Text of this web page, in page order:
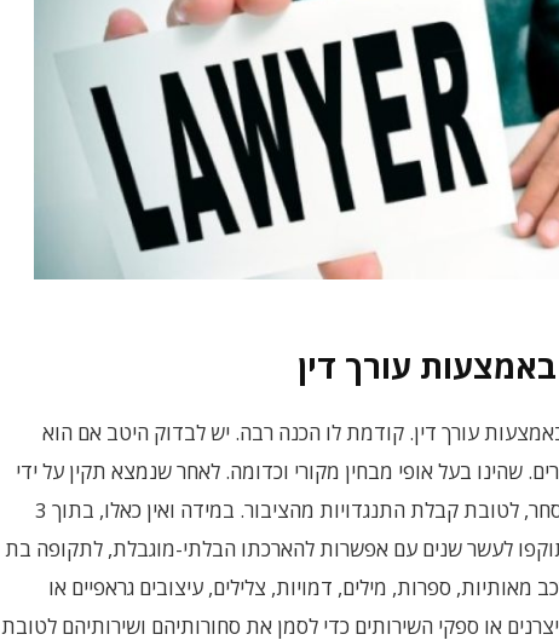
עורך דין
עורך דין. קודמת לו הכנה רבה. יש לבדוק היטב אם הוא
שהינו בעל אופי מבחין מקורי וכדומה. לאחר שנמצא תקין על ידי
הבוחן הוא מפורסם ביומן סימני המסחר, לטובת קבלת התנגדויות מהציבור. במידה ואין כאלו, בתוך 3
לעשר שנים עם אפשרות להארכתו הבלתי-מוגבלת, לתקופה בת
מאותיות, ספרות, מילים, דמויות, צלילים, עיצובים גראפיים או
או ספקי השירותים כדי לסמן את סחורותיהם ושירותיהם לטובת